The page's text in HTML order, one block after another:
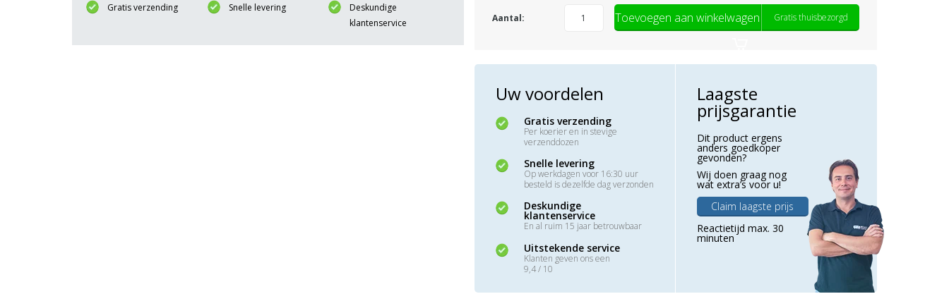
Gratis verzending Snelle levering
Deskundige
klantenservice
Aantal: Toevoegen aan winkelwagen Gratis thuisbezorgd
Uw voordelen
Gratis verzending
Per koerier en in stevige
verzenddozen
Snelle levering
Op werkdagen voor 16:30 uur
besteld is dezelfde dag verzonden
Deskundige
klantenservice
En al ruim 15 jaar betrouwbaar
Uitstekende service
Klanten geven ons een
9,4 / 10
Laagste
prijsgarantie
Dit product ergens
anders goedkoper
gevonden?
Wij doen graag nog
wat extra’s voor u!
Claim laagste prijs
Reactietijd max. 30
minuten